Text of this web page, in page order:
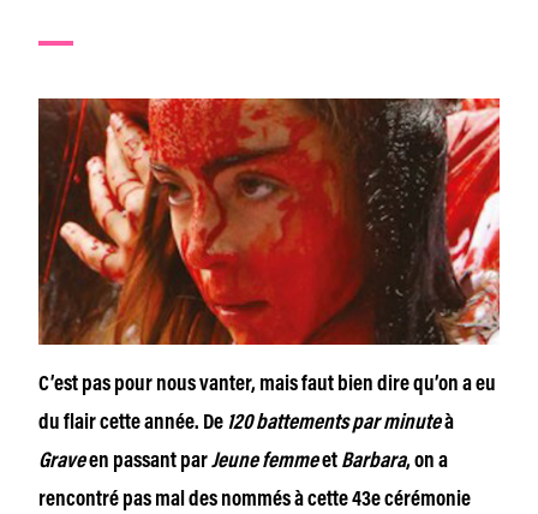
C’est pas pour nous vanter, mais faut bien dire qu’on a eu
du flair cette année. De 120 battements par minuteà
Graveen passant parJeune femmeet Barbara, on a
rencontré pas mal des nommés à cette 43e cérémonie